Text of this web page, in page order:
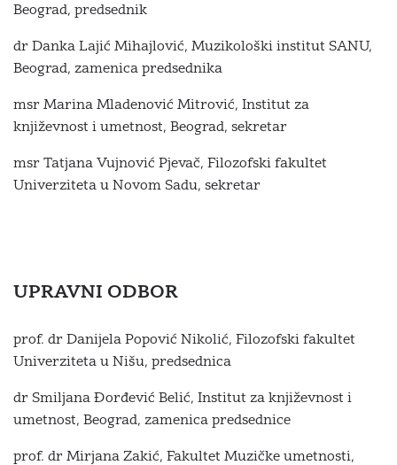
Beograd, predsednik
dr Danka Lajić Mihajlović, Muzikološki institut SANU,
Beograd, zamenica predsednika
msr Marina Mladenović Mitrović, Institut za
književnost i umetnost, Beograd, sekretar
msr Tatjana Vujnović Pjevač, Filozofski fakultet
Univerziteta u Novom Sadu, sekretar
UPRAVNI ODBOR
prof. dr Danijela Popović Nikolić, Filozofski fakultet
Univerziteta u Nišu, predsednica
dr Smiljana Đorđević Belić, Institut za književnost i
umetnost, Beograd, zamenica predsednice
prof. dr Mirjana Zakić, Fakultet Muzičke umetnosti,